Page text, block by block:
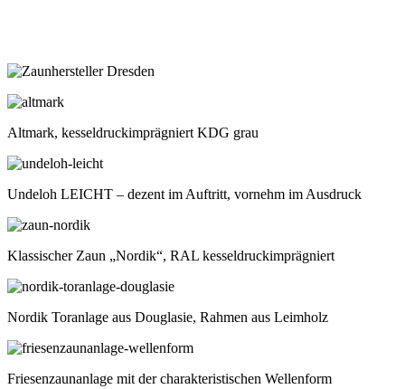
Altmark, kesseldruckimprägniert KDG grau
Undeloh LEICHT – dezent im Auftritt, vornehm im Ausdruck
Klassischer Zaun „Nordik“, RAL kesseldruckimprägniert
Nordik Toranlage aus Douglasie, Rahmen aus Leimholz
Friesenzaunanlage mit der charakteristischen Wellenform